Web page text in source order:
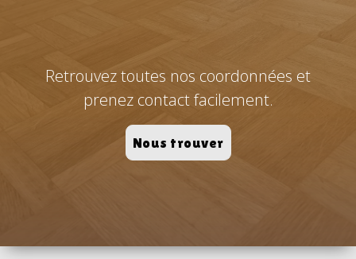
Retrouvez toutes nos coordonnées et
prenez contact facilement.
Nous trouver